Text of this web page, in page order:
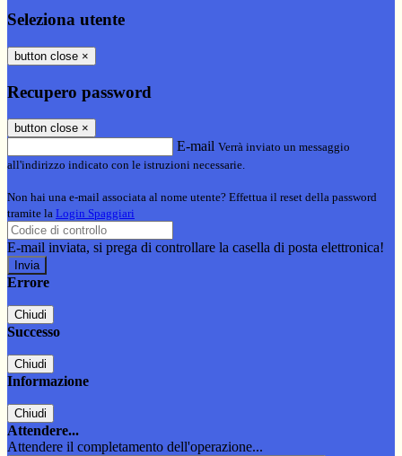
Seleziona utente
button close ×
Recupero password
button close ×
E-mail Verrà inviato un messaggio
all'indirizzo indicato con le istruzioni necessarie.
Non hai una e-mail associata al nome utente? Effettua il reset della password
tramite la Login Spaggiari
E-mail inviata, si prega di controllare la casella di posta elettronica!
Errore
Chiudi
Successo
Chiudi
Informazione
Chiudi
Attendere...
Attendere il completamento dell'operazione...